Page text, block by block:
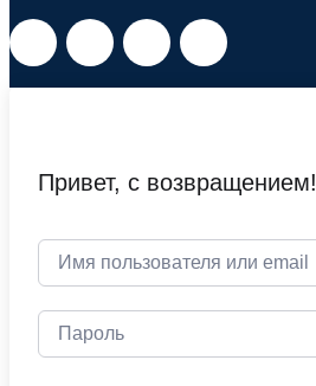
Привет, с возвращением!